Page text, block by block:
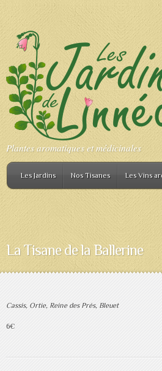
Plantes aromatiques et médicinales
Les Jardins Nos Tisanes Les Vins
La Tisane de la Ballerine
Cassis, Ortie, Reine des Prés, Bleuet
6€